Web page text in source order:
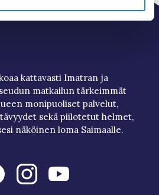
kattavasti Imatran ja
matkailun tärkeimmät
monipuoliset palvelut,
sekä piilotetut helmet,
näköinen loma Saimaalle.